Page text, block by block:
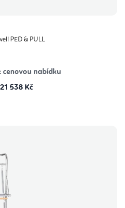
PED & PULL
cenovou nabídku
21 538 Kč